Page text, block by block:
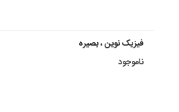
فیزیک نوین ، بصیره
ناموجود